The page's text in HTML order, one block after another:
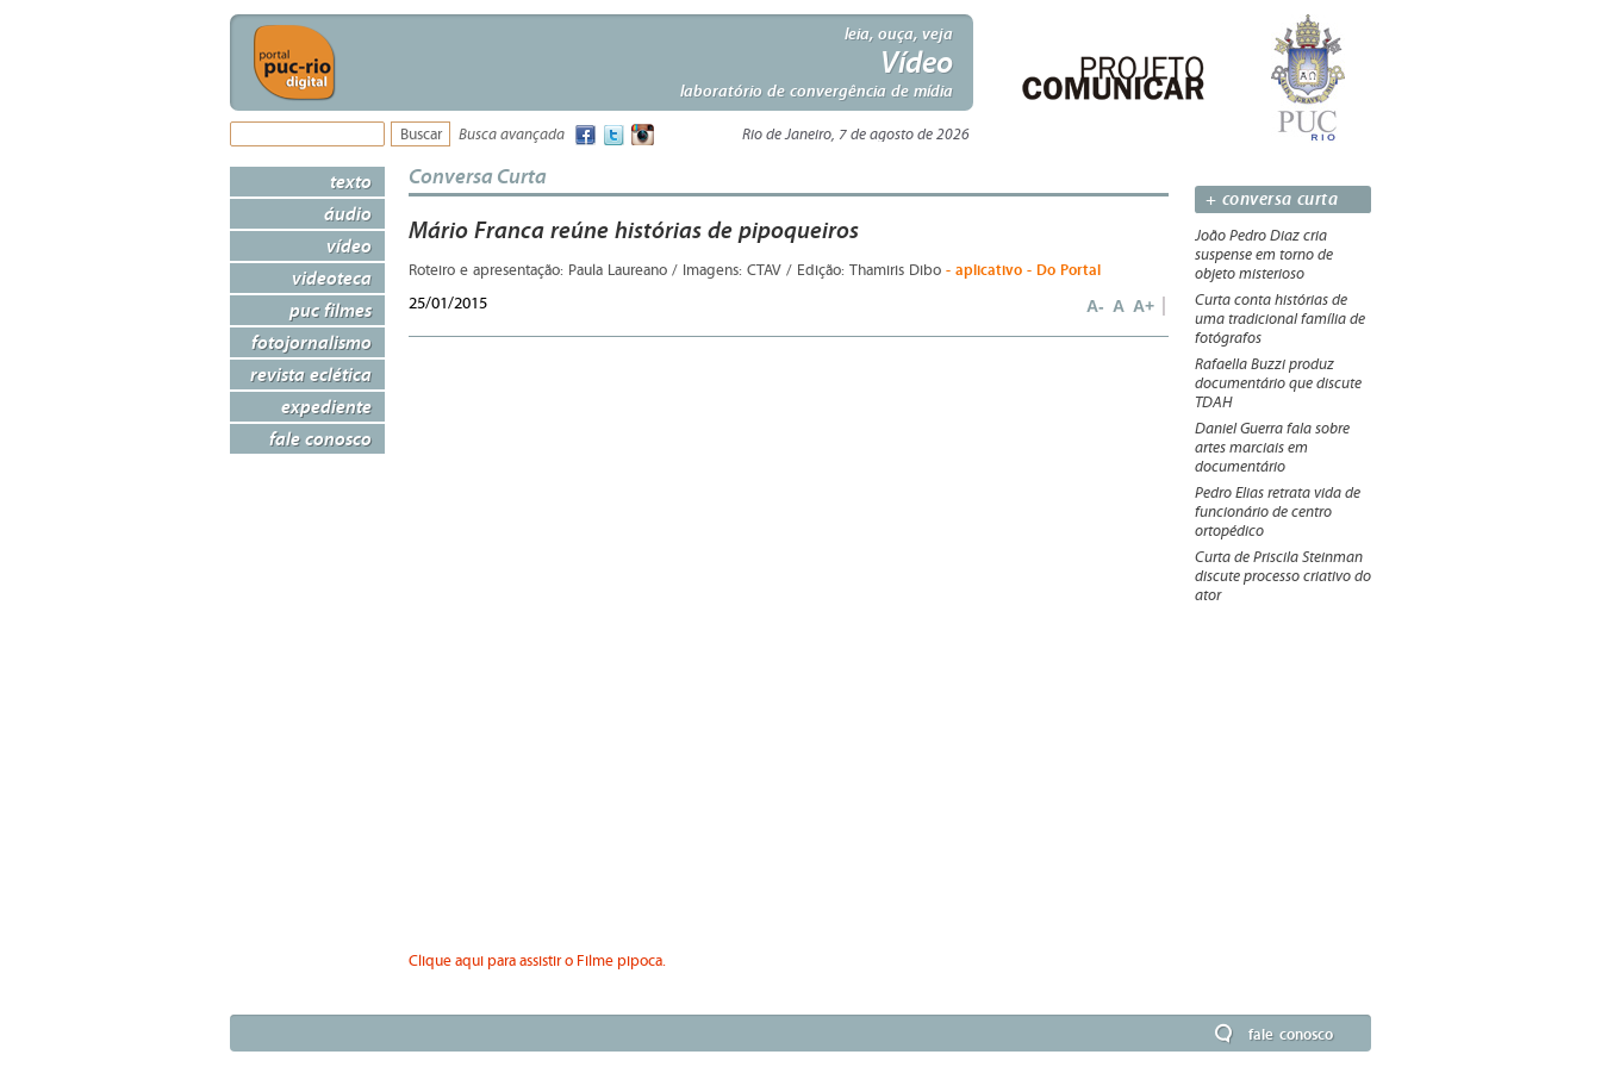
leia, ouça, veja
Vídeo
laboratório de convergência de mídia
Busca avançada Rio de Janeiro, 7 de agosto de 2026
texto
áudio
vídeo
videoteca
puc filmes
fotojornalismo
revista eclética
expediente
fale conosco
Conversa Curta
Mário Franca reúne histórias de pipoqueiros
Roteiro e apresentação: Paula Laureano / Imagens: CTAV / Edição: Thamiris Dibo - aplicativo - Do Portal
25/01/2015 A- A A+
Clique aqui para assistir o Filme pipoca.
+ conversa curta
João Pedro Diaz cria
suspense em torno de
objeto misterioso
Curta conta histórias de
uma tradicional família de
fotógrafos
Rafaella Buzzi produz
documentário que discute
TDAH
Daniel Guerra fala sobre
artes marciais em
documentário
Pedro Elias retrata vida de
funcionário de centro
ortopédico
Curta de Priscila Steinman
discute processo criativo do
ator
fale conosco